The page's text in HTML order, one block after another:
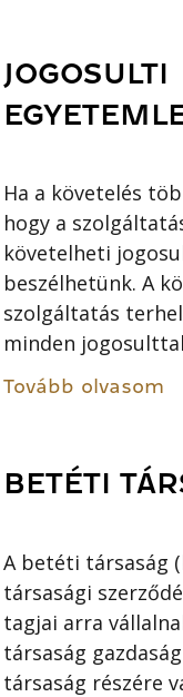
JOGOSULTI
Ha a követelés
hogy a
követelheti
beszélhetünk. A
szolgáltatás
minden
Tovább olvasom
BETÉTI
A betéti társaság
társasági
tagjai arra
társaság
társaság részére